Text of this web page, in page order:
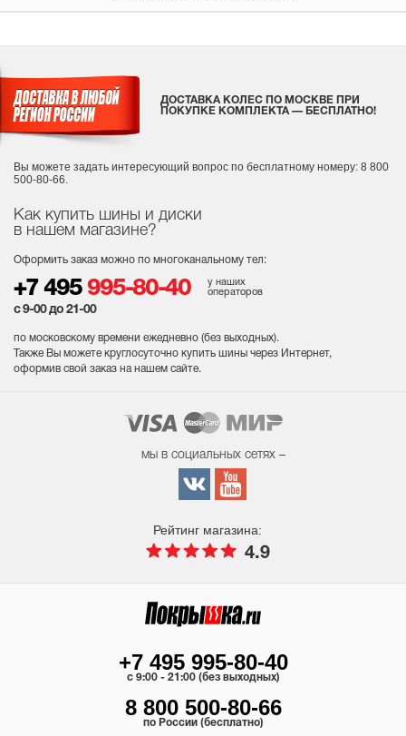
Как купить шины и диски
в нашем магазине?
Оформить заказ можно по многоканальному тел:
+7 495 995-80-40
у наших
операторов
с 9-00 до 21-00
по московскому времени ежедневно (без выходных).
Также Вы можете круглосуточно купить шины через Интернет,
оформив свой заказ на нашем сайте.
ДОСТАВКА КОЛЕС ПО МОСКВЕ ПРИ
ПОКУПКЕ КОМПЛЕКТА — БЕСПЛАТНО!
Вы можете задать интересующий вопрос по бесплатному номеру: 8 800
500-80-66.
мы в социальных сетях –
Рейтинг магазина:
4.9
+7 495 995-80-40
c 9:00 - 21:00 (без выходных)
8 800 500-80-66
по России (бесплатно)